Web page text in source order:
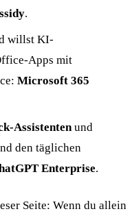
.
willst KI-
Apps mit
Microsoft 365
Assistentenund
den täglichen
Enterprise.
Seite: Wenn du allein